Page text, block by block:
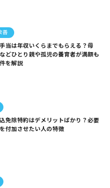
善
当は年収いくらまでもらえる？母
どひとり親や孤児の養育者が満額も
を解説
免除特約はデメリットばかり？必要
付加させたい人の特徴